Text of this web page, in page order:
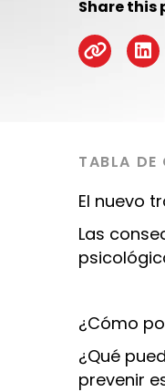
Share this
TABLA DE
El nuevo
Las
¿Cómo
¿Qué
prevenir